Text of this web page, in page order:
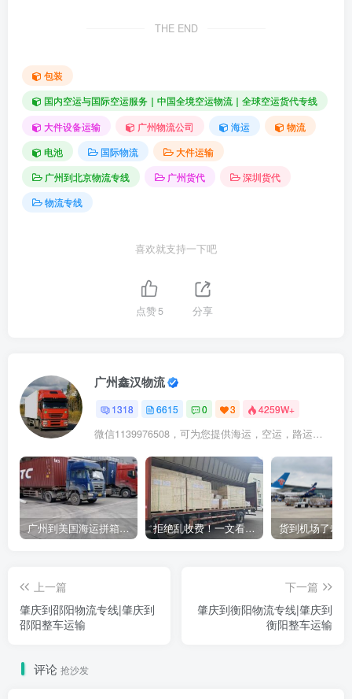
THE END
包装
国内空运与国际空运服务｜中国全境空运物流｜全球空运货代专线
大件设备运输
广州物流公司 海运
物流
电池
国际物流
大件运输
广州到北京物流专线
广州货代
深圳货代
物流专线
喜欢就支持一下吧
点赞5 分享
广州鑫汉物流
1318 6615 0 3 4259W+
微信1139976508，可为您提供海运，空运，路运，铁路运输
广州到美国海运拼箱多少钱？2024年最新运费构成+隐藏费用避坑指南 拒绝乱收费！一文看懂中国货代计费套路，教你避开所有隐形坑
上一篇
肇庆到邵阳物流专线|肇庆到
邵阳整车运输
下一篇
肇庆到衡阳物流专线|肇庆到
衡阳整车运输
评论 抢沙发